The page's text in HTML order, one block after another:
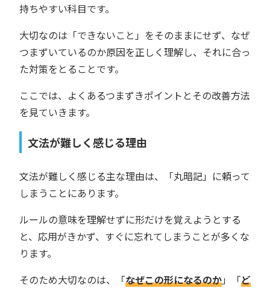
持ちやすい科目です。
大切なのは「できないこと」をそのままにせず、なぜ
つまずいているのか原因を正しく理解し、それに合っ
た対策をとることです。
ここでは、よくあるつまずきポイントとその改善方法
を見ていきます。
文法が難しく感じる理由
文法が難しく感じる主な理由は、「丸暗記」に頼って
しまうことにあります。
ルールの意味を理解せずに形だけを覚えようとする
と、応用がきかず、すぐに忘れてしまうことが多くな
ります。
そのため大切なのは、「なぜこの形になるのか」「ど